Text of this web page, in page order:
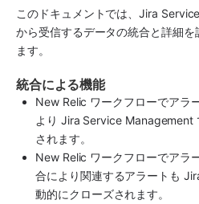
このドキュメントでは、Jira
から受信するデータの統合と詳細
ます。
統合による機能
New Relic ワークフローでアラ
より Jira Service Management
されます。
New Relic ワークフローでアラ
合により関連するアラートも
動的にクローズされます。